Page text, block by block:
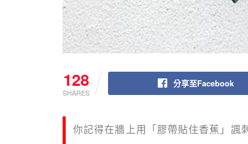
128
SHARES
分享至Facebook
你記得在牆上用「膠帶貼住香蕉」諷